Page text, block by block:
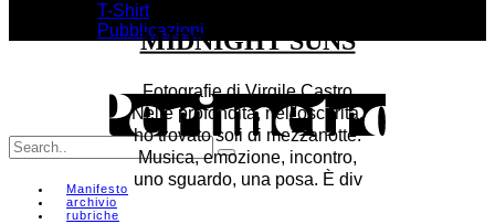
T-Shirt
Pubblicazioni
Manifesto
archivio
rubriche
MIDNIGHT SUNS
Fotografie di Virgile Castro
Nelle profondità, nell'oscurità,
ho trovato soli di mezzanotte.
Musica, emozione, incontro,
uno sguardo, una posa. È div